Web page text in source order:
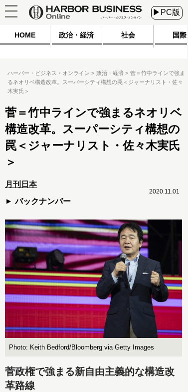
▶PC版
HOME 政治・経済 社会 国際
ハーバー・ビジネス・オンライン 政治・経済
菅＝竹中ラインで強ま
るネオリベ構造改革。スーパーシティ構想の罠＜ジャーナリスト・佐々
木実氏＞
菅＝竹中ラインで強まるネオリベ
構造改革。スーパーシティ構想の
罠＜ジャーナリスト・佐々木実氏
＞
月刊日本
バックナンバー
2020.11.01
Photo: Keith Bedford/Bloomberg via Getty Images
菅政権で強まる新自由主義的な構造改
革路線